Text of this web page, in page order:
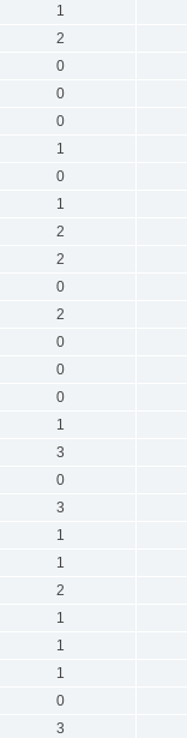
1
2
0
0
0
1
0
1
2
2
0
2
0
0
0
1
3
0
3
1
1
2
1
1
1
0
3